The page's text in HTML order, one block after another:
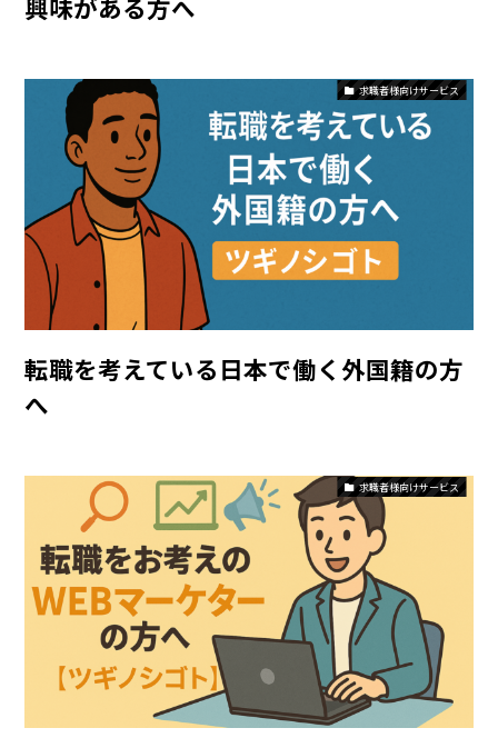
興味がある方へ
求職者様向けサービス
転職を考えている日本で働く外国籍の方
へ
求職者様向けサービス